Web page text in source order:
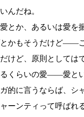
んだね。
とか、あるいは愛を
かもそうだけど――
けど、原則としては
るくらいの愛――愛と
的に言うならば、シ
ーンティって呼ばれ